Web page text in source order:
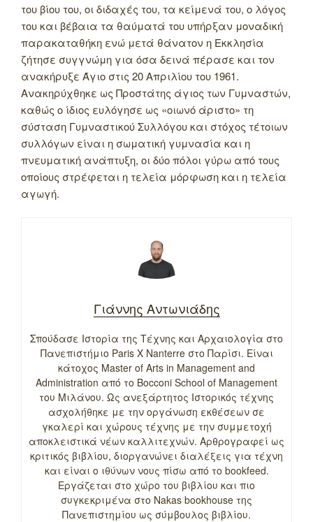
του βίου του, οι διδαχές του, τα κείμενά του, ο λόγος
του και βέβαια τα θαύματά του υπήρξαν μοναδική
παρακαταθήκη ενώ μετά θάνατον η Εκκλησία
ζήτησε συγγνώμη για όσα δεινά πέρασε και τον
ανακήρυξε Άγιο στις 20 Απριλίου του 1961.
Ανακηρύχθηκε ως Προστάτης άγιος των Γυμναστών,
καθώς ο ίδιος ευλόγησε ως «oιωνό άριστο» τη
σύσταση Γυμναστικού Συλλόγου και στόχος τέτοιων
συλλόγων είναι η σωματική γυμνασία και η
πνευματική ανάπτυξη, οι δύο πόλοι γύρω από τους
οποίους στρέφεται η τελεία μόρφωση και η τελεία
αγωγή.
Γιάννης Αντωνιάδης
Σπούδασε Ιστορία της Τέχνης και Αρχαιολογία στο
Πανεπιστήμιο Paris X Nanterre στο Παρίσι. Είναι
κάτοχος Master of Arts in Management and
Administration από το Bocconi School of Management
του Μιλάνου. Ως ανεξάρτητος Ιστορικός τέχνης
ασχολήθηκε με την οργάνωση εκθέσεων σε
γκαλερί και χώρους τέχνης με την συμμετοχή
αποκλειστικά νέων καλλιτεχνών. Αρθρογραφεί ως
κριτικός βιβλίου, διοργανώνει διαλέξεις για τέχνη
και είναι ο ιθύνων νους πίσω από το bookfeed.
Εργάζεται στο χώρο του βιβλίου και πιο
συγκεκριμένα στο Nakas bookhouse της
Πανεπιστημίου ως σύμβουλος βιβλίου.